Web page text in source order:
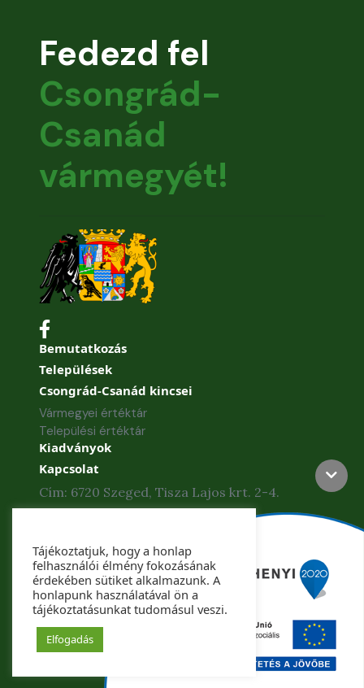
Fedezd fel
Csongrád-
Csanád
vármegyét!
Bemutatkozás
Települések
Csongrád-Csanád kincsei
Vármegyei értéktár
Települési értéktár
Kiadványok
Kapcsolat
Cím: 6720 Szeged, Tisza Lajos krt. 2-4.
Telefax: +36 62 425-435
Copyright © 2022. Csongrád-Csanád Vármegye
Önkormányzata. Minden jog fenntartva.
Készítette: Csongrád-Csanád Megyei Önkormányzat
Tájékoztatjuk, hogy a honlap
felhasználói élmény fokozásának
érdekében sütiket alkalmazunk. A
honlapunk használatával ön a
tájékoztatásunkat tudomásul veszi.
Elfogadás